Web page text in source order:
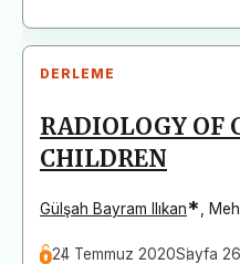
DERLEME
RADIOLOGY OF
CHILDREN
Gülşah Bayram Ilıkan*
24 Temmuz 2020Sayfa